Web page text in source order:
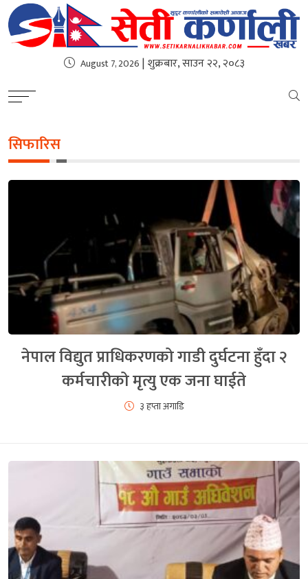
August 7, 2026 | शुक्रबार, साउन २२, २०८३
सिफारिस
नेपाल विद्युत प्राधिकरणको गाडी दुर्घटना हुँदा २
कर्मचारीको मृत्यु एक जना घाईते
३ हप्ता अगाडि